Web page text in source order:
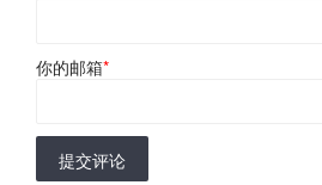
你的邮箱*
提交评论